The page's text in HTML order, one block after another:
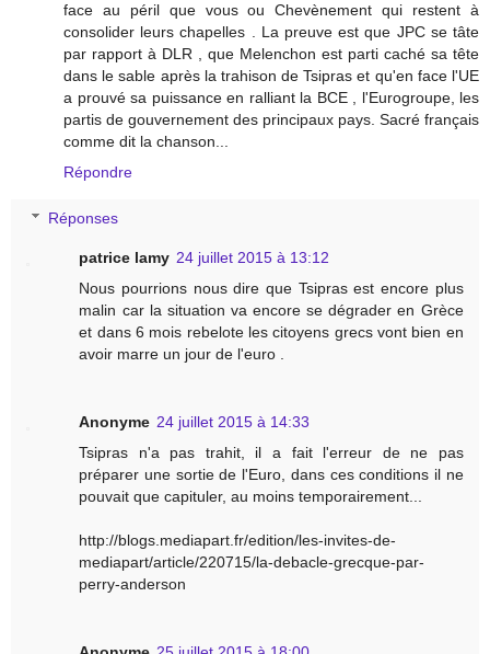
face au péril que vous ou Chevènement qui restent à
consolider leurs chapelles . La preuve est que JPC se tâte
par rapport à DLR , que Melenchon est parti caché sa tête
dans le sable après la trahison de Tsipras et qu'en face l'UE
a prouvé sa puissance en ralliant la BCE , l'Eurogroupe, les
partis de gouvernement des principaux pays. Sacré français
comme dit la chanson...
Répondre
Réponses
patrice lamy 24 juillet 2015 à 13:12
Nous pourrions nous dire que Tsipras est encore plus
malin car la situation va encore se dégrader en Grèce
et dans 6 mois rebelote les citoyens grecs vont bien en
avoir marre un jour de l'euro .
Anonyme 24 juillet 2015 à 14:33
Tsipras n'a pas trahit, il a fait l'erreur de ne pas
préparer une sortie de l'Euro, dans ces conditions il ne
pouvait que capituler, au moins temporairement...
http://blogs.mediapart.fr/edition/les-invites-de-
mediapart/article/220715/la-debacle-grecque-par-
perry-anderson